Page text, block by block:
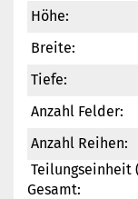
Höhe:
Breite:
Tiefe:
Anzahl Felder:
Anzahl Reihen:
Teilungseinheit
Gesamt: